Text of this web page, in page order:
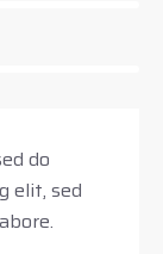
do
elit, sed